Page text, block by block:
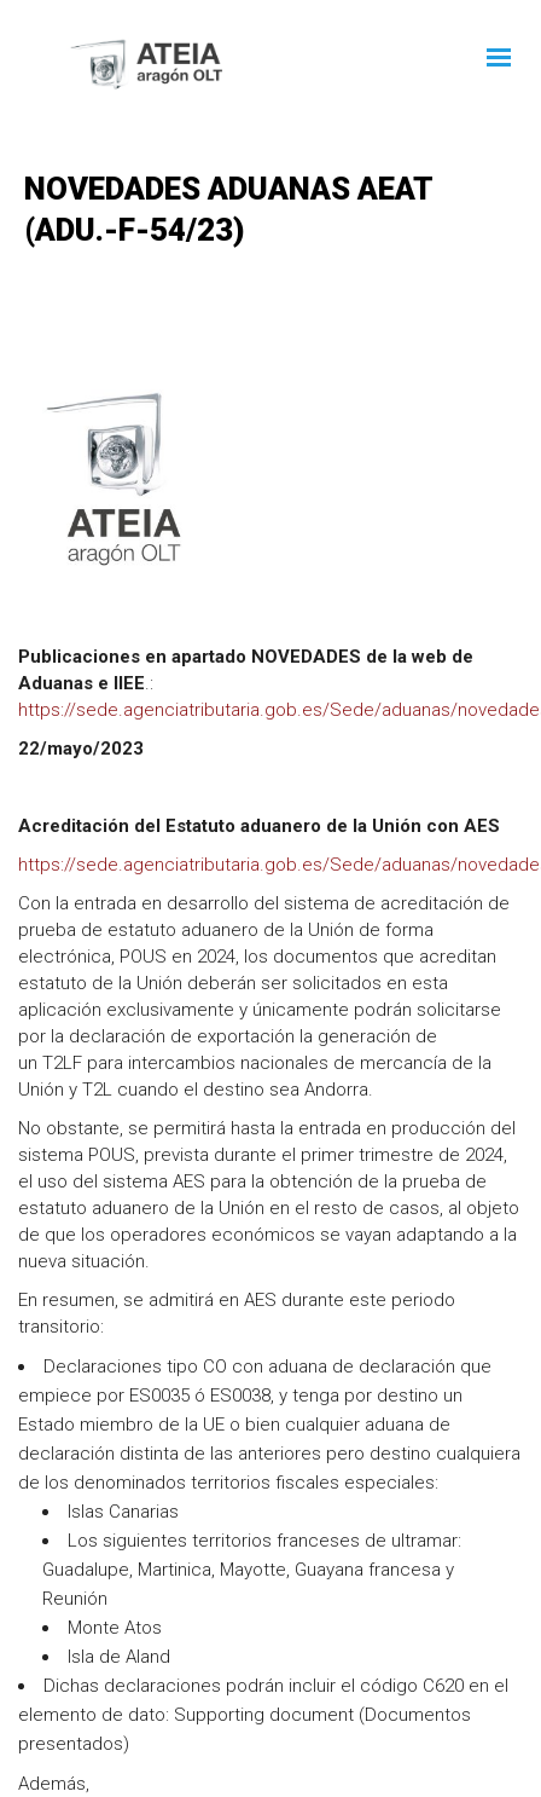
NOVEDADES ADUANAS AEAT
(ADU.-F-54/23)
Publicaciones en apartado NOVEDADES de la web de
Aduanas e IIEE.:
https://sede.agenciatributaria.gob.es/Sede/aduanas/
22/mayo/2023
Acreditación del Estatuto aduanero de la Unión con AES
https://sede.agenciatributaria.gob.es/Sede/aduanas/
Con la entrada en desarrollo del sistema de acreditación de
prueba de estatuto aduanero de la Unión de forma
electrónica, POUS en 2024, los documentos que acreditan
estatuto de la Unión deberán ser solicitados en esta
aplicación exclusivamente y únicamente podrán solicitarse
por la declaración de exportación la generación de
un T2LF para intercambios nacionales de mercancía de la
Unión y T2L cuando el destino sea Andorra.
No obstante, se permitirá hasta la entrada en producción del
sistema POUS, prevista durante el primer trimestre de 2024,
el uso del sistema AES para la obtención de la prueba de
estatuto aduanero de la Unión en el resto de casos, al objeto
de que los operadores económicos se vayan adaptando a la
nueva situación.
En resumen, se admitirá en AES durante este periodo
transitorio:
Declaraciones tipo CO con aduana de declaración que
empiece por ES0035 ó ES0038, y tenga por destino un
Estado miembro de la UE o bien cualquier aduana de
declaración distinta de las anteriores pero destino cualquiera
de los denominados territorios fiscales especiales:
Islas Canarias
Los siguientes territorios franceses de ultramar:
Guadalupe, Martinica, Mayotte, Guayana francesa y
Reunión
Monte Atos
Isla de Aland
Dichas declaraciones podrán incluir el código C620 en el
elemento de dato: Supporting document (Documentos
presentados)
Además,